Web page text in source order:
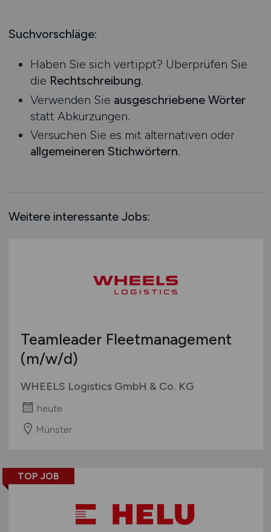
Schienen- / Straßen- / Luft- / Seefracht
Supply Chain Management
Vertrieb / Verkauf / Handel
Zoll / Behörden
Sonstige
Mecklenburg-Vorpommern
Nordrhein-Westfalen
Rheinland-Pfalz
Saarland
Sachsen
Sachsen-Anhalt
Schleswig-Holstein
Schweiz
Suchvorschläge:
Haben Sie sich vertippt? Überprüfen Sie
die Rechtschreibung.
Verwenden Sie ausgeschriebene Wörter
statt Abkürzungen.
Versuchen Sie es mit alternativen oder
allgemeineren Stichwörtern.
Weitere interessante Jobs:
Teamleader Fleetmanagement
(m/w/d)
WHEELS Logistics GmbH & Co. KG
heute
Münster
TOP JOB